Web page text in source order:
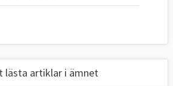
lästa artiklar i ämnet